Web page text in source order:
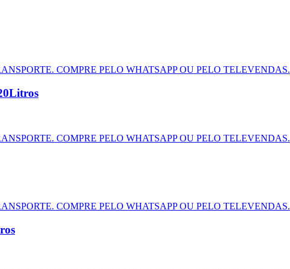
COMPRE PELO WHATSAPP OU PELO TELEVENDAS.
COMPRE PELO WHATSAPP OU PELO TELEVENDAS.
COMPRE PELO WHATSAPP OU PELO TELEVENDAS.